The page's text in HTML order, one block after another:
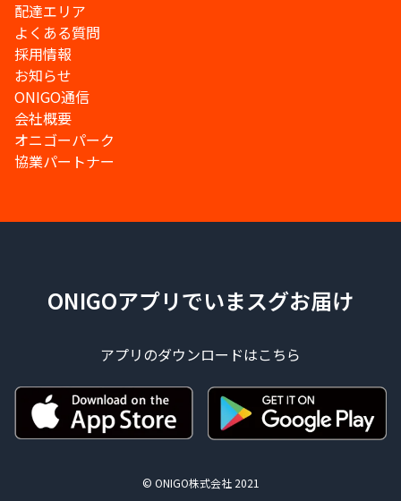
配達エリア
よくある質問
採用情報
お知らせ
ONIGO通信
会社概要
オニゴーパーク
協業パートナー
ONIGOアプリでいまスグお届け
アプリのダウンロードはこちら
© ONIGO株式会社 2021